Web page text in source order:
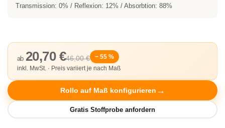
Transmission: 0% / Reflexion: 12% / Absorbtion: 88%
46,00 €
ab 20,70 €
− 55 %
inkl. MwSt. · Preis variiert je nach Maß
Rollo auf Maß konfigurieren